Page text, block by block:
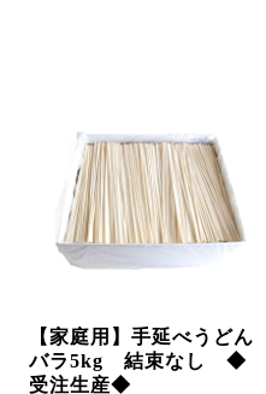
【家庭用】手延べうどん
バラ5kg 結束なし ◆
受注生産◆